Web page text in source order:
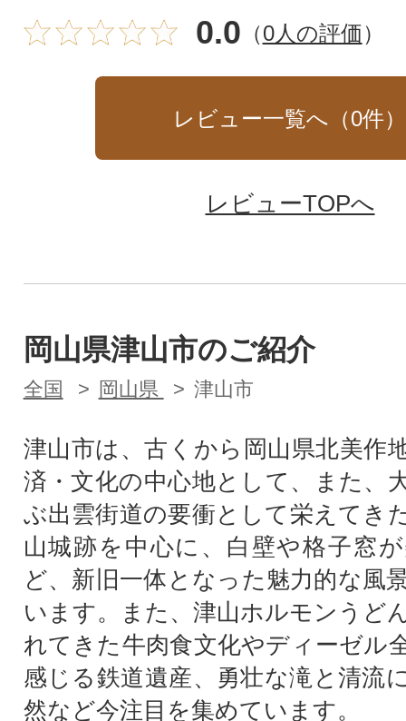
0.0 （0人の評価）
レビュー一覧へ（0件）
レビューTOPへ
岡山県津山市のご紹介
全国 岡山県 津山市
津山市は、古くから岡山県北美作
済・文化の中心地として、また、
ぶ出雲街道の要衝として栄えてき
山城跡を中心に、白壁や格子窓
ど、新旧一体となった魅力的な風
います。また、津山ホルモンうど
れてきた牛肉食文化やディーゼル
感じる鉄道遺産、勇壮な滝と清流
然など今注目を集めています。